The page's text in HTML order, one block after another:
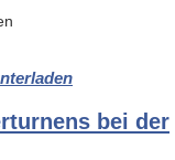
bei der